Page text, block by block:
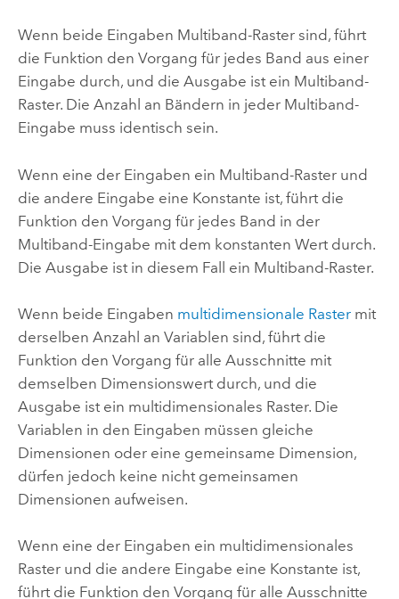
Wenn beide Eingaben Multiband-Raster sind, führt
die Funktion den Vorgang für jedes Band aus einer
Eingabe durch, und die Ausgabe ist ein Multiband-
Raster. Die Anzahl an Bändern in jeder Multiband-
Eingabe muss identisch sein.
Wenn eine der Eingaben ein Multiband-Raster und
die andere Eingabe eine Konstante ist, führt die
Funktion den Vorgang für jedes Band in der
Multiband-Eingabe mit dem konstanten Wert durch.
Die Ausgabe ist in diesem Fall ein Multiband-Raster.
Wenn beide Eingaben multidimensionale Rastermit
derselben Anzahl an Variablen sind, führt die
Funktion den Vorgang für alle Ausschnitte mit
demselben Dimensionswert durch, und die
Ausgabe ist ein multidimensionales Raster. Die
Variablen in den Eingaben müssen gleiche
Dimensionen oder eine gemeinsame Dimension,
dürfen jedoch keine nicht gemeinsamen
Dimensionen aufweisen.
Wenn eine der Eingaben ein multidimensionales
Raster und die andere Eingabe eine Konstante ist,
führt die Funktion den Vorgang für alle Ausschnitte